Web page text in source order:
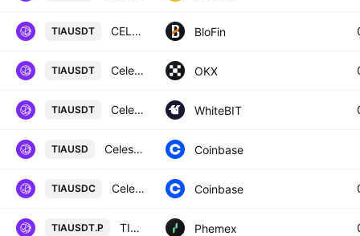
TIAUSDT CELESTIA/USD TETHER BloFin
TIAUSDT Celestia/USDT OKX
TIAUSDT Celestia / Tether US WhiteBIT
TIAUSD Celestia / US Dollar Coinbase
TIAUSDC Celestia / USDC Coinbase
TIAUSDT.P TIA Linear Perpetual Futures Contract Phemex